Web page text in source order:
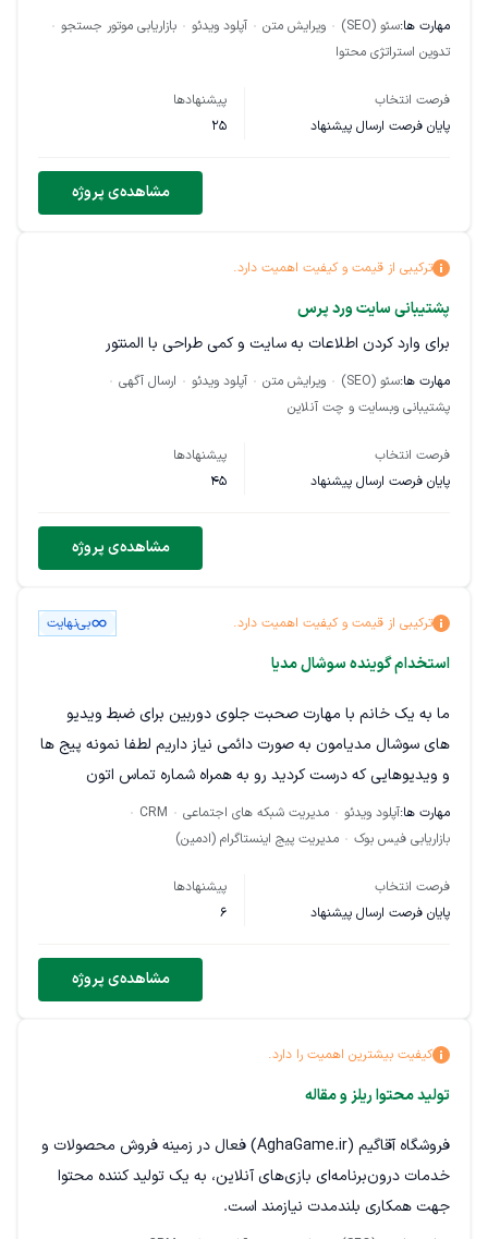
مطلب اولیه نوشته شده). همچنین افزونه‌ای اختصاصی برای بخش
تعمیرات داریم که با ادیتور گوتنبرگ کار می‌کند.
انتظار داریم فریلنسر:
بر اساس اصول سئو (کلمه‌های کلیدی، سرچ اینتنت، بهینه‌سازی
محتوا و ...) برای بخش تعمیرات تولید محتوای متنی، تصویری و در
تعمیرات درج کند.
لینک‌سازی داخلی بین مطالب مرتبط را انجام دهد.
پیشنهادهای لازم برای بهبود رتبه گرفتن صفحات در گوگل ارائه دهد.
هدف ما این است که صفحات این بخش با توجه به رقابت پایین،
سریع‌تر در گوگل رتبه بگیرند.
📌 آدرس بخش تعمیرات سایت:
مهارت ها:سئو (SEO) ویرایش متن آپلود ویدئو
بازاریابی موتور جستجو
تدوین استراتژی محتوا
فرصت انتخاب
پایان فرصت ارسال پیشنهاد
پیشنهادها
25
مشاهده‌ی پروژه
ترکیبی از قیمت و کیفیت اهمیت دارد.
پشتیبانی سایت ورد پرس
برای وارد کردن اطلاعات به سایت و کمی طراحی با المنتور
مهارت ها:سئو (SEO) ویرایش متن آپلود ویدئو
ارسال آگهی
پشتیبانی وبسایت و چت آنلاین
فرصت انتخاب
پایان فرصت ارسال پیشنهاد
پیشنهادها
45
مشاهده‌ی پروژه
ترکیبی از قیمت و کیفیت اهمیت دارد. بی‌نهایت
استخدام گوینده سوشال مدیا
ما به یک خانم با مهارت صحبت جلوی دوربین برای ضبط ویدیو
های سوشال مدیامون به صورت دائمی نیاز داریم لطفا نمونه پیج ها
و ویدیوهایی که درست کردید رو به همراه شماره تماس اتون
بفرستید
نکته: ارسال شماره تماس مشکلی نداره آگهی دائمیه
مهارت ها:آپلود ویدئو مدیریت شبکه های اجتماعی
CRM
بازاریابی فیس بوک
مدیریت پیج اینستاگرام (ادمین)
فرصت انتخاب
پایان فرصت ارسال پیشنهاد
پیشنهادها
6
مشاهده‌ی پروژه
کیفیت بیشترین اهمیت را دارد.
تولید محتوا ریلز و مقاله
فروشگاه آقاگیم (AghaGame.ir) فعال در زمینه فروش محصولات و
خدمات درون‌برنامه‌ای بازی‌های آنلاین، به یک تولید کننده محتوا
جهت همکاری بلندمدت نیازمند است.